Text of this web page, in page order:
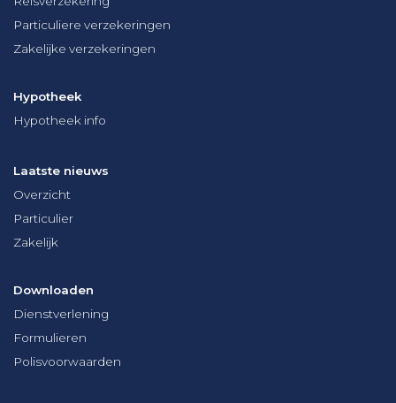
Particuliere verzekeringen
Zakelijke verzekeringen
Hypotheek
Hypotheek info
Laatste nieuws
Overzicht
Particulier
Zakelijk
Downloaden
Dienstverlening
Formulieren
Polisvoorwaarden